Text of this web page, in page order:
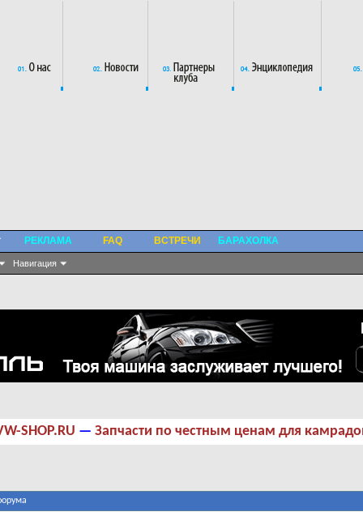
Навигация
РЕКЛАМА FAQ ВСТРЕЧИ БАРАХОЛКА
SHOP.RU — Запчасти по честным ценам для